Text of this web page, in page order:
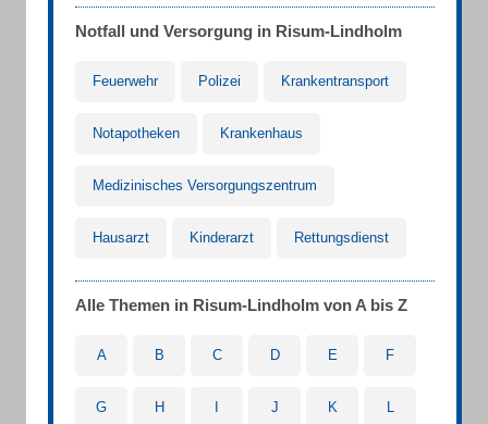
Notfall und Versorgung in Risum-Lindholm
Feuerwehr Polizei Krankentransport
Notapotheken Krankenhaus
Medizinisches Versorgungszentrum
Hausarzt Kinderarzt Rettungsdienst
Alle Themen in Risum-Lindholm von A bis Z
A B C D E F
G H J K L